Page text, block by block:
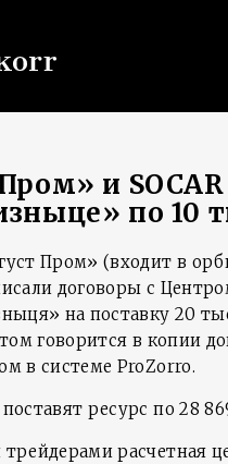
и
по 10
Пром» (входит в
договоры с
на поставку 20
говорится в копии
в системе ProZorro.
ресурс по 28
расчетная